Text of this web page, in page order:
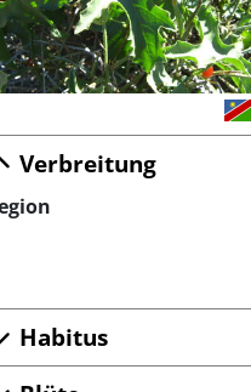
Verbreitung
Habitus